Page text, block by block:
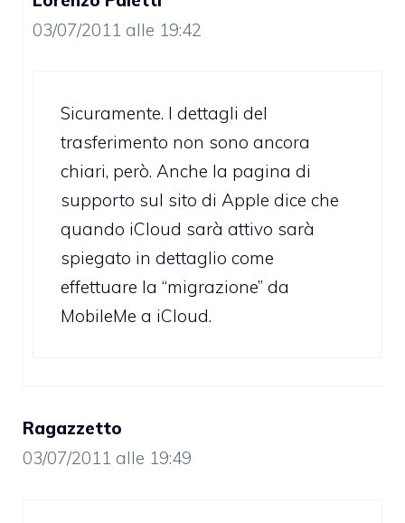
03/07/2011 alle 19:42
Sicuramente. I dettagli del
trasferimento non sono ancora
chiari, però. Anche la pagina di
supporto sul sito di Apple dice che
quando iCloud sarà attivo sarà
spiegato in dettaglio come
effettuare la “migrazione” da
MobileMe a iCloud.
Ragazzetto
03/07/2011 alle 19:49